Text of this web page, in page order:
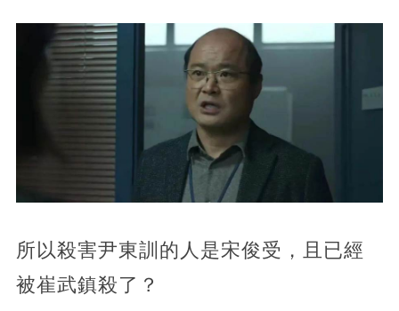
所以殺害尹東訓的人是宋俊受，且已經
被崔武鎮殺了？